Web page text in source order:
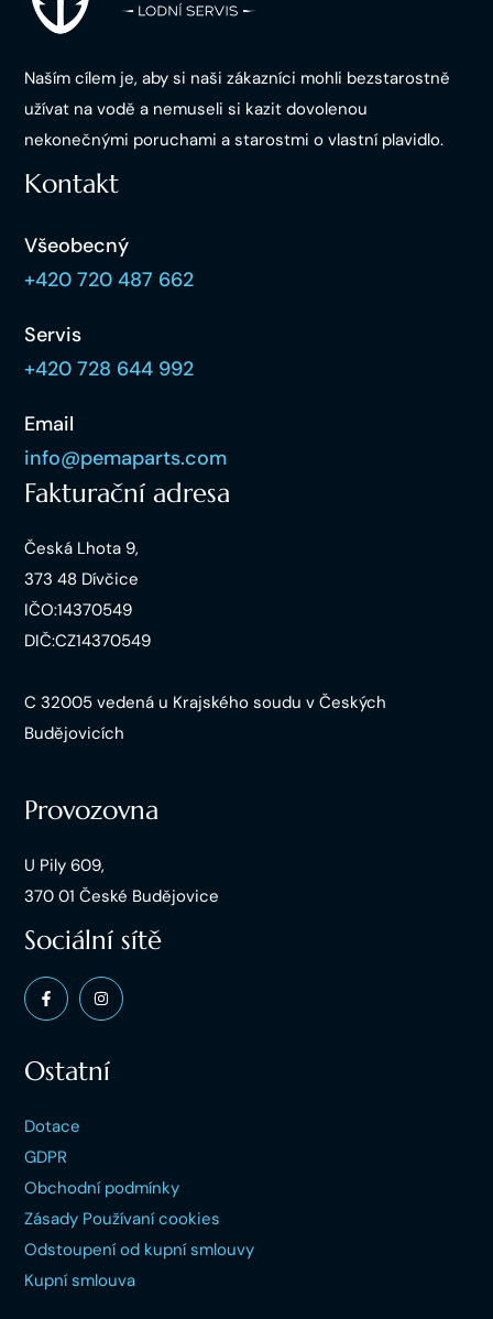
Naším cílem je, aby si naši zákazníci mohli bezstarostně
užívat na vodě a nemuseli si kazit dovolenou
nekonečnými poruchami a starostmi o vlastní plavidlo.
Kontakt
Všeobecný
+420 720 487 662
Servis
+420 728 644 992
Email
info@pemaparts.com
Fakturační adresa
Česká Lhota 9,
373 48 Dívčice
IČO:14370549
DIČ:CZ14370549
C 32005 vedená u Krajského soudu v Českých
Budějovicích
Provozovna
U Pily 609,
370 01 České Budějovice
Sociální sítě
Ostatní
Dotace
GDPR
Obchodní podmínky
Zásady Používaní cookies
Odstoupení od kupní smlouvy
Kupní smlouva